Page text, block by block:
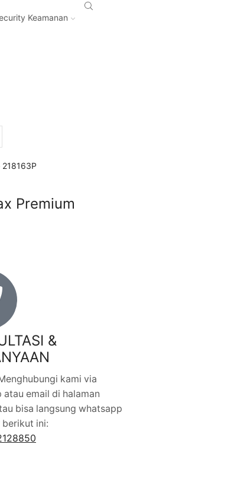
Keamanan
Premium
&
kami via
atau email di halaman
bisa langsung whatsapp
ini: